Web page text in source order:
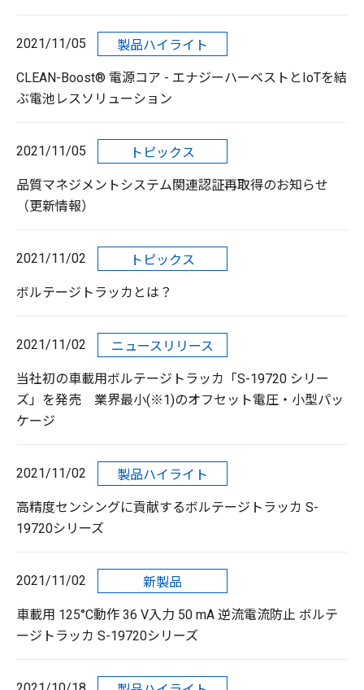
2021/11/05 製品ハイライト
CLEAN-Boost® 電源コア - エナジーハーベストとIoTを結
ぶ電池レスソリューション
2021/11/05 トピックス
品質マネジメントシステム関連認証再取得のお知らせ
（更新情報）
2021/11/02 トピックス
ボルテージトラッカとは？
2021/11/02 ニュースリリース
当社初の車載用ボルテージトラッカ「S-19720 シリー
ズ」を発売 業界最小(※1)のオフセット電圧・小型パッ
ケージ
2021/11/02 製品ハイライト
高精度センシングに貢献するボルテージトラッカ S-
19720シリーズ
2021/11/02 新製品
車載用 125°C動作 36 V入力 50 mA 逆流電流防止 ボルテ
ージトラッカ S-19720シリーズ